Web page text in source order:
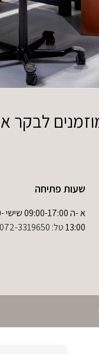
לבקר
שעות פתיחה
א -
13:00 טל: 072-3319650